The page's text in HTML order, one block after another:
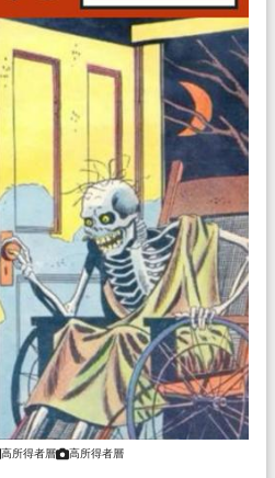
高所得者層 高所得者層